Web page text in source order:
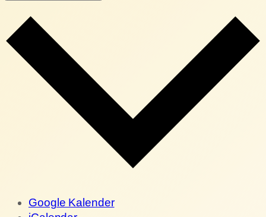
Google Kalender